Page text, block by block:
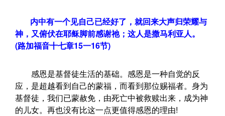
内中有一个见自己已经好了，就回来大声归荣耀与
神，又俯伏在耶稣脚前感谢祂；这人是撒马利亚人。
(路加福音十七章15一16节)
感恩是基督徒生活的基础。感恩是一种自觉的反
应，是超越看到自己的蒙福，而看到那位赐福者。身为
基督徒，我们已蒙赦免，由死亡中被救赎出来，成为神
的儿女。再也没有比这一点更值得感恩的理由!